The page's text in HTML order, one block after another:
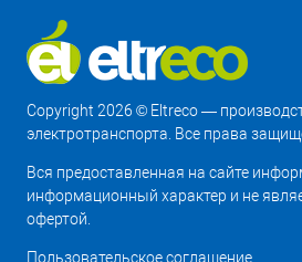
Copyright 2026 © Eltreco —
электротранспорта. Все права
Вся предоставленная на сайте
информационный характер и не
офертой.
Пользовательское соглашение